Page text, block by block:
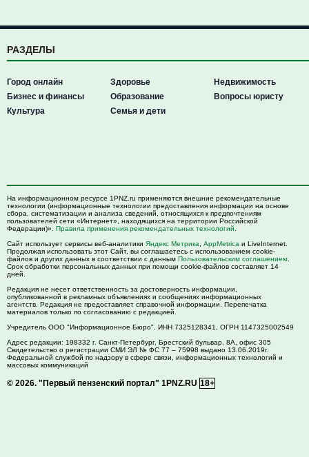
РАЗДЕЛЫ
Город онлайн
Бизнес и финансы
Культура
Здоровье
Образование
Семья и дети
Недвижимость
Вопросы юристу
На информационном ресурсе 1PNZ.ru применяются внешние рекомендательные
технологии (информационные технологии предоставления информации на основе
сбора, систематизации и анализа сведений, относящихся к предпочтениям
пользователей сети «Интернет», находящихся на территории Российской
Федерации)». Правила применения рекомендательных технологий
Сайт использует сервисы веб-аналитики Яндекс Метрика AppMetrica и LiveInternet.
Продолжая использовать этот Сайт, вы соглашаетесь с использованием cookie-
файлов и других данных в соответствии с данным Пользовательским соглашением
Срок обработки персональных данных при помощи cookie-файлов составляет 14
дней.
Редакция не несет ответственность за достоверность информации,
опубликованной в рекламных объявлениях и сообщениях информационных
агентств. Редакция не предоставляет справочной информации. Перепечатка
материалов только по согласованию с редакцией.
Учредитель ООО "Информационное Бюро". ИНН 7325128341, ОГРН 1147325002549
Адрес редакции: 198332 г. Санкт-Петербург, Брестский бульвар, 8А, офис 305
Свидетельство о регистрации СМИ ЭЛ № ФС 77 – 75998 выдано 13.06.2019г.
Федеральной службой по надзору в сфере связи, информационных технологий и
массовых коммуникаций
© 2026. "Первый пензенский портал" 1PNZ.RU 18+